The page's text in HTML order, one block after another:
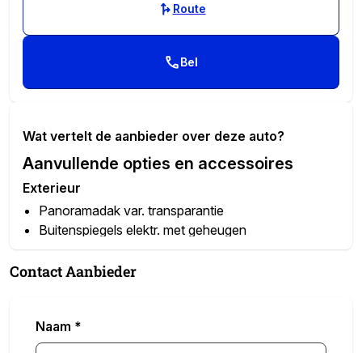
Route
Bel
Wat vertelt de aanbieder over deze auto?
Aanvullende opties en accessoires
Exterieur
Panoramadak var. transparantie
Buitenspiegels elektr. met geheugen
buitenspiegels met verlichting
Extra getint glas
gelaagde zijruit(en)
Contact Aanbieder
Naam *